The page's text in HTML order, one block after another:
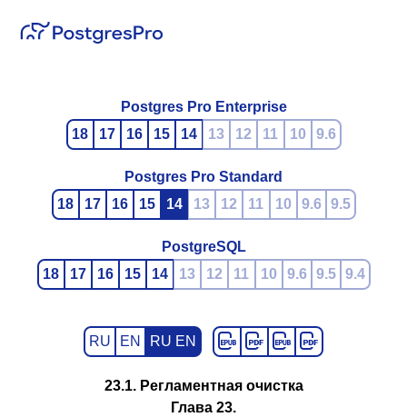
Postgres Pro Enterprise
18
17 16 15 14 13 12 11 10 9.6
Postgres Pro Standard
18
17 16 15 14 13 12 11 10 9.6 9.5
PostgreSQL
18
17 16 15 14 13 12 11 10 9.6 9.5 9.4
RU EN RU EN
23.1. Регламентная очистка
Глава 23.